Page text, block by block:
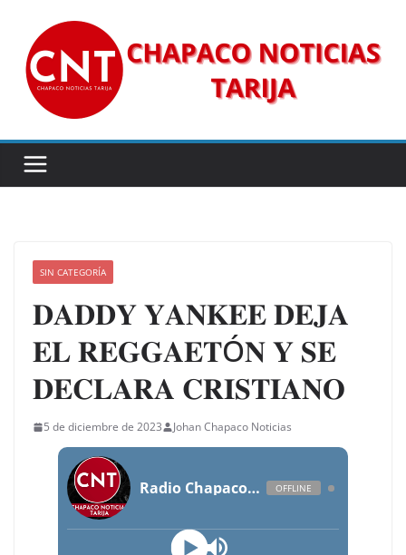
contenido
SIN CATEGORÍA
𝐃𝐀𝐃𝐃𝐘 𝐘𝐀𝐍𝐊𝐄𝐄 𝐃𝐄𝐉𝐀
𝐄𝐋 𝐑𝐄𝐆𝐆𝐀𝐄𝐓Ó𝐍 𝐘 𝐒𝐄
𝐃𝐄𝐂𝐋𝐀𝐑𝐀 𝐂𝐑𝐈𝐒𝐓𝐈𝐀𝐍𝐎
5 de diciembre de 2023 Johan Chapaco Noticias
Radio Chapaco Noticias Las 24 horas en vivo OFFLINE